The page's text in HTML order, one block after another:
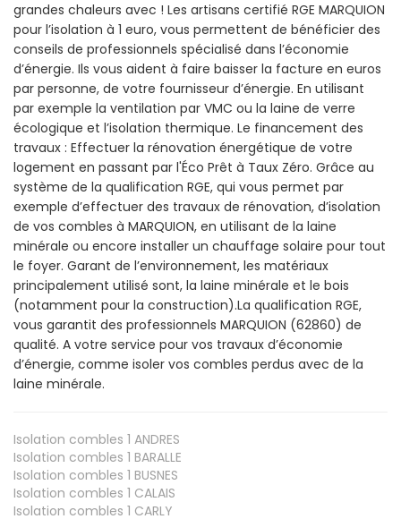
grandes chaleurs avec ! Les artisans certifié RGE MARQUION
pour l’isolation à 1 euro, vous permettent de bénéficier des
conseils de professionnels spécialisé dans l’économie
d’énergie. Ils vous aident à faire baisser la facture en euros
par personne, de votre fournisseur d’énergie. En utilisant
par exemple la ventilation par VMC ou la laine de verre
écologique et l’isolation thermique. Le financement des
travaux : Effectuer la rénovation énergétique de votre
logement en passant par l'Éco Prêt à Taux Zéro. Grâce au
système de la qualification RGE, qui vous permet par
exemple d’effectuer des travaux de rénovation, d’isolation
de vos combles à MARQUION, en utilisant de la laine
minérale ou encore installer un chauffage solaire pour tout
le foyer. Garant de l’environnement, les matériaux
principalement utilisé sont, la laine minérale et le bois
(notamment pour la construction).La qualification RGE,
vous garantit des professionnels MARQUION (62860) de
qualité. A votre service pour vos travaux d’économie
d’énergie, comme isoler vos combles perdus avec de la
laine minérale.
Isolation combles 1 ANDRES
Isolation combles 1 BARALLE
Isolation combles 1 BUSNES
Isolation combles 1 CALAIS
Isolation combles 1 CARLY